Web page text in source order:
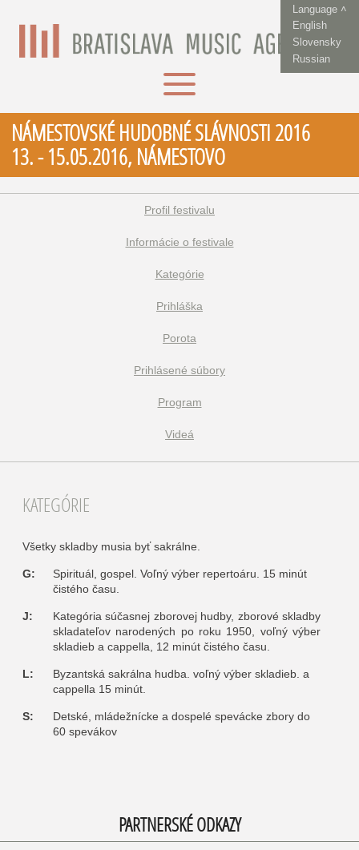
Language ˄
English
Slovensky
Russian
NÁMESTOVSKÉ HUDOBNÉ SLÁVNOSTI 2016
13. - 15.05.2016, NÁMESTOVO
Profil festivalu
Informácie o festivale
Kategórie
Prihláška
Porota
Prihlásené súbory
Program
Videá
KATEGÓRIE
Všetky skladby musia byť sakrálne.
G:
Spirituál, gospel. Voľný výber repertoáru. 15 minút
čistého času.
J:
Kategória súčasnej zborovej hudby, zborové skladby
skladateľov narodených po roku 1950, voľný výber
skladieb a cappella, 12 minút čistého času.
L:
Byzantská sakrálna hudba. voľný výber skladieb. a
cappella 15 minút.
S:
Detské, mládežnícke a dospelé spevácke zbory do
60 spevákov
PARTNERSKÉ ODKAZY